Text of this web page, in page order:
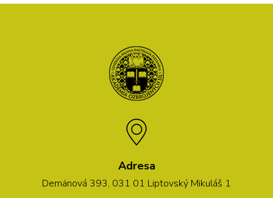
Adresa
Demänová 393, 031 01 Liptovský Mikuláš 1